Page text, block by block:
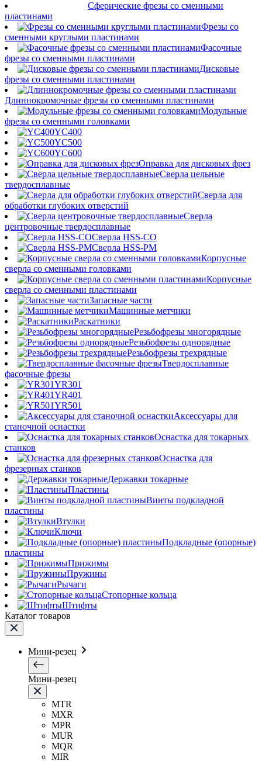
Сферические фрезы со сменными
пластинами
Фрезы со
сменными круглыми пластинами
Фасочные
фрезы со сменными пластинами
Дисковые
фрезы со сменными пластинами
Длиннокромочные фрезы со сменными пластинами
Модульные
фрезы со сменными головками
YC400
YC500
YC600
Оправка для дисковых фрез
Сверла цельные
твердосплавные
Сверла для
обработки глубоких отверстий
Сверла
центровочные твердосплавные
Сверла HSS-CO
Сверла HSS-PM
Корпусные
сверла со сменными головками
Корпусные
сверла со сменными пластинами
Запасные части
Машинные метчики
Раскатники
Резьбофрезы многорядные
Резьбофрезы однорядные
Резьбофрезы трехрядные
Твердосплавные
фасочные фрезы
YR301
YR401
YR501
Аксессуары для
станочной оснастки
Оснастка для токарных
станков
Оснастка для
фрезерных станков
Державки токарные
Пластины
Винты подкладной
пластины
Втулки
Ключи
Подкладные (опорные)
пластины
Прижимы
Пружины
Рычаги
Стопорные кольца
Штифты
Каталог товаров
Мини-резец
Мини-резец
MTR
MXR
MPR
MUR
MQR
MIR